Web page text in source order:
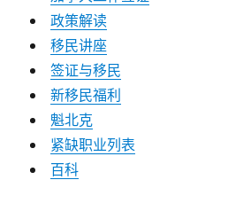
政策解读
移民讲座
签证与移民
新移民福利
魁北克
紧缺职业列表
百科